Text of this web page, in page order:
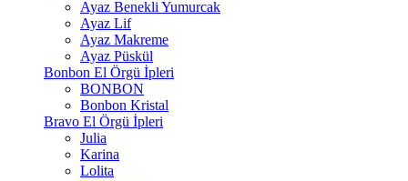
Ayaz Benekli Yumurcak
Ayaz Lif
Ayaz Makreme
Ayaz Püskül
Bonbon El Örgü İpleri
BONBON
Bonbon Kristal
Bravo El Örgü İpleri
Julia
Karina
Lolita